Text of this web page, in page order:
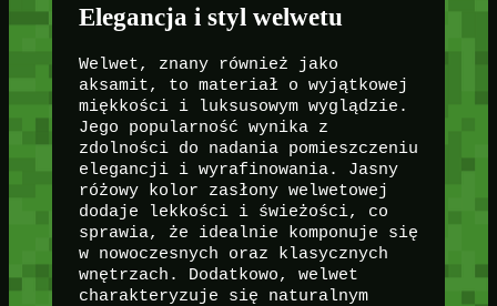
Elegancja i styl welwetu
Welwet, znany również jako
aksamit, to materiał o wyjątkowej
miękkości i luksusowym wyglądzie.
Jego popularność wynika z
zdolności do nadania pomieszczeniu
elegancji i wyrafinowania. Jasny
różowy kolor zasłony welwetowej
dodaje lekkości i świeżości, co
sprawia, że idealnie komponuje się
w nowoczesnych oraz klasycznych
wnętrzach. Dodatkowo, welwet
charakteryzuje się naturalnym